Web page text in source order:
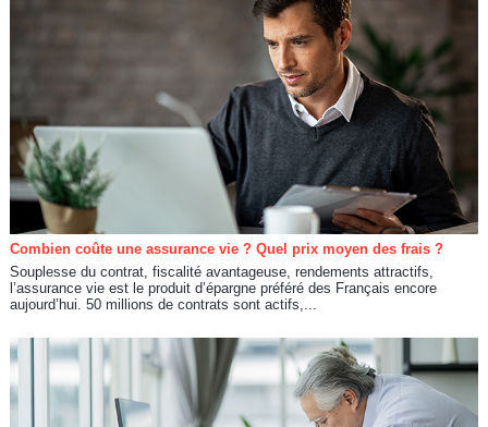
Combien coûte une assurance vie ? Quel prix moyen des frais ?
Souplesse du contrat, fiscalité avantageuse, rendements attractifs,
l’assurance vie est le produit d’épargne préféré des Français encore
aujourd’hui. 50 millions de contrats sont actifs,...